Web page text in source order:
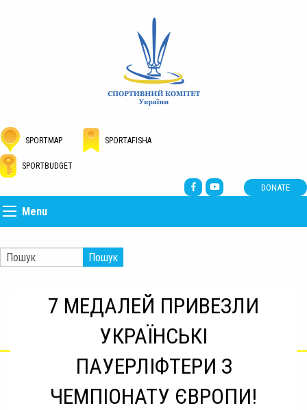
SPORTMAP SPORTAFISHA
SPORTBUDGET
DONATE
Menu
Пошук
7 МЕДАЛЕЙ ПРИВЕЗЛИ
УКРАЇНСЬКІ
ПАУЕРЛІФТЕРИ З
ЧЕМПІОНАТУ ЄВРОПИ!